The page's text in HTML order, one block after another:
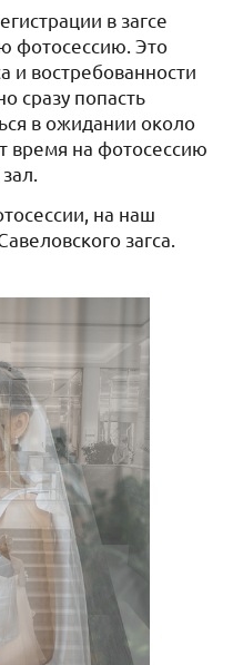
в загсе
фотосессию. Это
и востребованности
сразу попасть
в ожидании около
время на фотосессию
на наш
загса.